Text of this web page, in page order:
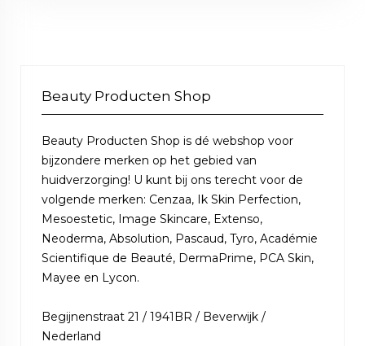
Beauty Producten Shop
Beauty Producten Shop is dé webshop voor
bijzondere merken op het gebied van
huidverzorging! U kunt bij ons terecht voor de
volgende merken: Cenzaa, Ik Skin Perfection,
Mesoestetic, Image Skincare, Extenso,
Neoderma, Absolution, Pascaud, Tyro, Académie
Scientifique de Beauté, DermaPrime, PCA Skin,
Mayee en Lycon.
Begijnenstraat 21 / 1941BR / Beverwijk /
Nederland